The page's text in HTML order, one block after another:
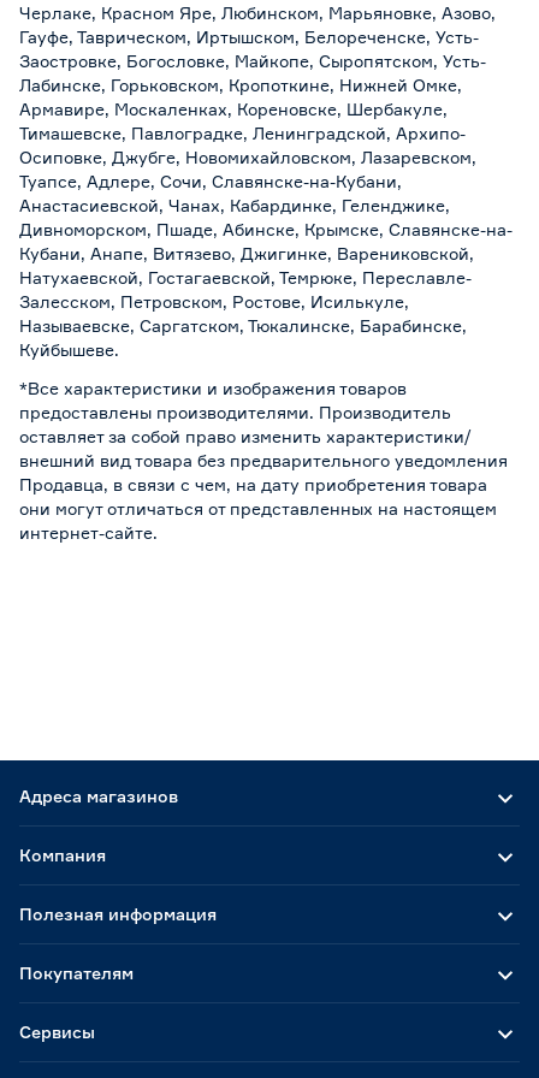
Черлаке, Красном Яре, Любинском, Марьяновке, Азово,
Гауфе, Таврическом, Иртышском, Белореченске, Усть-
Заостровке, Богословке, Майкопе, Сыропятском, Усть-
Лабинске, Горьковском, Кропоткине, Нижней Омке,
Армавире, Москаленках, Кореновске, Шербакуле,
Тимашевске, Павлоградке, Ленинградской, Архипо-
Осиповке, Джубге, Новомихайловском, Лазаревском,
Туапсе, Адлере, Сочи, Славянске-на-Кубани,
Анастасиевской, Чанах, Кабардинке, Геленджике,
Дивноморском, Пшаде, Абинске, Крымске, Славянске-на-
Кубани, Анапе, Витязево, Джигинке, Варениковской,
Натухаевской, Гостагаевской, Темрюке, Переславле-
Залесском, Петровском, Ростове, Исилькуле,
Называевске, Саргатском, Тюкалинске, Барабинске,
Куйбышеве.
*Все характеристики и изображения товаров
предоставлены производителями. Производитель
оставляет за собой право изменить характеристики/
внешний вид товара без предварительного уведомления
Продавца, в связи с чем, на дату приобретения товара
они могут отличаться от представленных на настоящем
интернет-сайте.
Адреса магазинов
Компания
Полезная информация
Покупателям
Сервисы